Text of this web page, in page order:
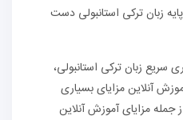
زبان ترکی استانبولی دست
سریع زبان ترکی استانبولی،
آنلاین مزایای بسیاری
مزایای آموزش آنلاین